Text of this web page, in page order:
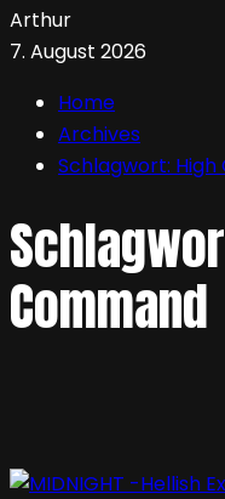
Arthur
7. August 2026
Home
Archives
Schlagwort:
Command